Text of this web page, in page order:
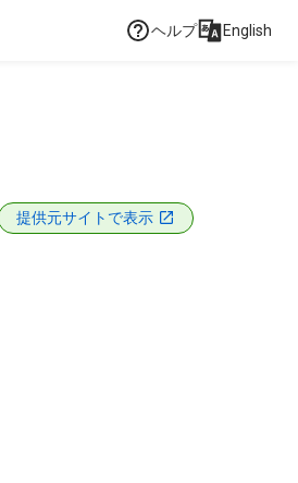
ヘルプ English
提供元サイトで表示